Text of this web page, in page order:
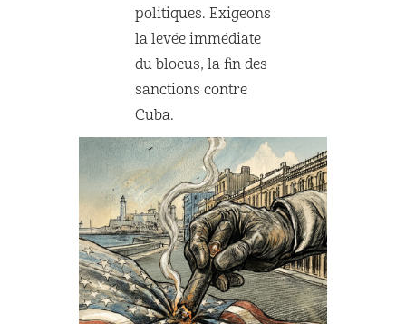
politiques. Exigeons
la levée immédiate
du blocus, la fin des
sanctions contre
Cuba.